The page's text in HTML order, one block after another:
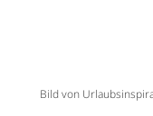
Bild von